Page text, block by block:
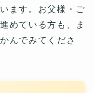
ます。お父様・ご
めている方も、ま
んでみてくださ